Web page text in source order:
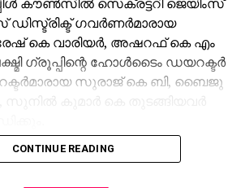
ഗവര്‍ണര്‍മാരായ
കെ വാരിയര്‍, അഷറഫ് കെ എം
ഗ്രൂപ്പിന്റെ ഹോള്‍ടൈം ഡയറക്ടര്‍
സുരാജ് കെ ബി, ബൈജു
യുവതി-യുവാക്കള്‍ക്കളുടെ സമൂഹ
നിരവധി സാമൂഹിക സേവനങ്ങള്‍
CONTINUE READING